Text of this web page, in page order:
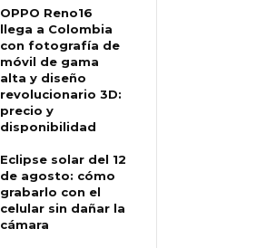
OPPO Reno16
llega a Colombia
con fotografía de
móvil de gama
alta y diseño
revolucionario 3D:
precio y
disponibilidad
Eclipse solar del 12
de agosto: cómo
grabarlo con el
celular sin dañar la
cámara